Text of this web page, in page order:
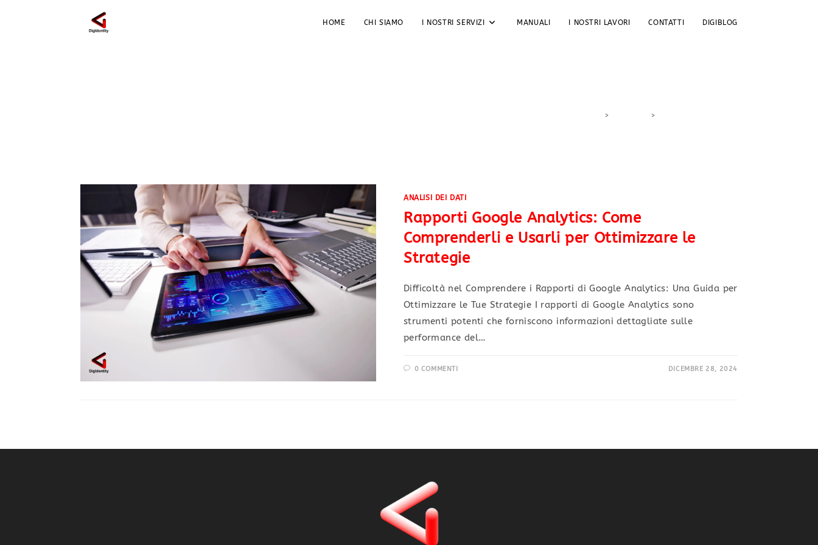
HOME CHI SIAMO I NOSTRI SERVIZI MANUALI I NOSTRI LAVORI CONTATTI DIGIBLOG
> >
ANALISI DEI DATI
Rapporti Google Analytics: Come
Comprenderli e Usarli per Ottimizzare le
Strategie
Difficoltà nel Comprendere i Rapporti di Google Analytics: Una Guida per
Ottimizzare le Tue Strategie I rapporti di Google Analytics sono
strumenti potenti che forniscono informazioni dettagliate sulle
performance del…
0 COMMENTI DICEMBRE 28, 2024